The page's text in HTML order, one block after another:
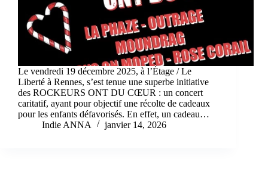
Le vendredi 19 décembre 2025, à l’Étage / Le
Liberté à Rennes, s’est tenue une superbe initiative
des ROCKEURS ONT DU CŒUR : un concert
caritatif, ayant pour objectif une récolte de cadeaux
pour les enfants défavorisés. En effet, un cadeau…
Indie ANNA
janvier 14, 2026